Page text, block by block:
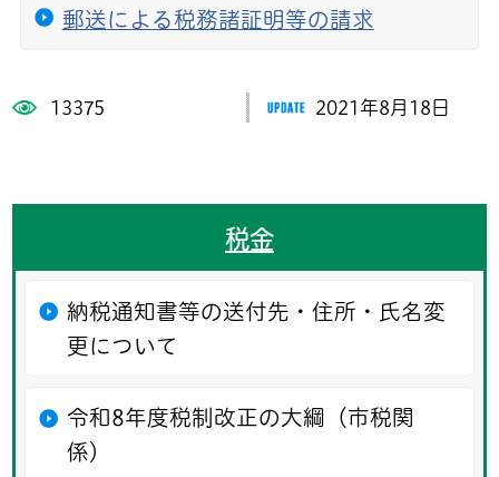
郵送による税務諸証明等の請求
13375 2021年8月18日
税金
納税通知書等の送付先・住所・氏名変
更について
令和8年度税制改正の大綱（市税関
係）